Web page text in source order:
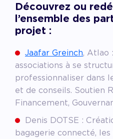
Découvrez ou
l’ensemble des
projet :
Jaafar Greinch, Atlao
associations à se
professionnaliser dans
et de conseils. Soutien
Financement,
Denis DOTSE :
bagagerie connecté,